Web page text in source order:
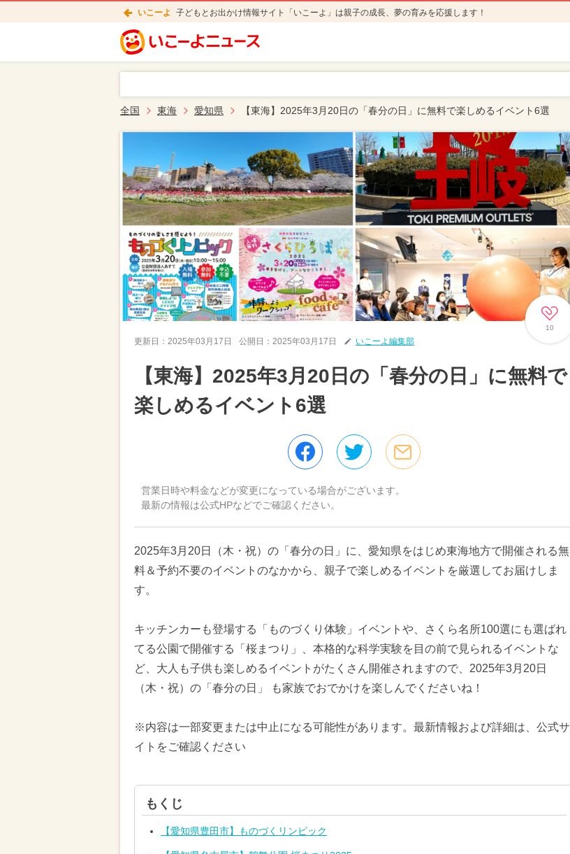
いこーよ 子どもとお出かけ情報サイト「いこーよ」は親子の成長、夢の育みを応援します！
全国 東海 愛知県 【東海】2025年3月20日の「春分の日」に無料で楽しめるイベント6選
10
更新日： 2025年03月17日 公開日： 2025年03月17日 いこーよ編集部
【東海】2025年3月20日の「春分の日」に無料で
楽しめるイベント6選
営業日時や料金などが変更になっている場合がございます。
最新の情報は公式HPなどでご確認ください。
2025年3月20日（木・祝）の「春分の日」に、愛知県をはじめ東海地方で開催される無
料＆予約不要のイベントのなかから、親子で楽しめるイベントを厳選してお届けしま
す。
キッチンカーも登場する「ものづくり体験」イベントや、さくら名所100選にも選ばれ
てる公園で開催する「桜まつり」、本格的な科学実験を目の前で見られるイベントな
ど、大人も子供も楽しめるイベントがたくさん開催されますので、2025年3月20日
（木・祝）の「春分の日」 も家族でおでかけを楽しんでくださいね！
※内容は一部変更または中止になる可能性があります。最新情報および詳細は、公式サ
イトをご確認ください
もくじ
【愛知県豊田市】ものづくリンピック